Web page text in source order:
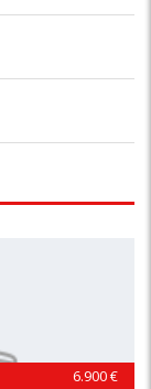
6.900 €